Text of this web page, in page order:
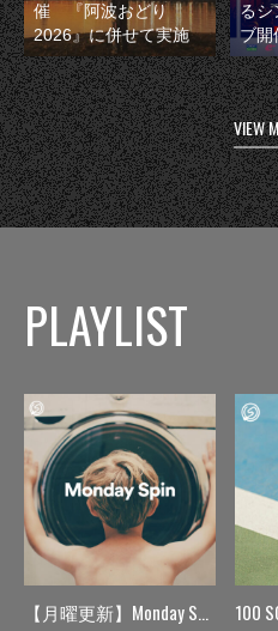
催 『阿波おどり
2026』に併せて実施
るシ
ブ開
VIEW
PLAYLIST
【月曜更新】Monday Spin 100